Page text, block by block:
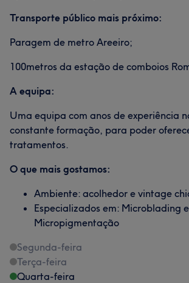
Transporte público mais próximo:
Paragem de metro Areeiro;
100metros da estação de comboios
A equipa:
Uma equipa com anos de experiência
constante formação, para poder
tratamentos.
O que mais gostamos:
Ambiente: acolhedor e vintage
Especializados em: Microblading e
Micropigmentação
Segunda-feira
Terça-feira
Quarta-feira